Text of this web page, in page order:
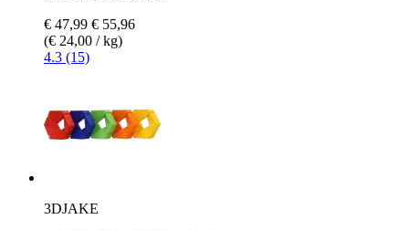
€ 47,99 € 55,96
(€ 24,00 / kg)
4.3 (15)
3DJAKE